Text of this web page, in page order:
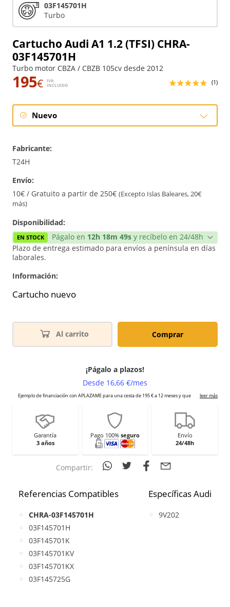
Cartucho Audi A1 1.2 (TFSI) CHRA-
03F145701H
Turbo motor CBZA / CBZB 105cv desde 2012
195€
IVA
INCLUIDO
(1)
Nuevo
Fabricante:
T24H
Envío:
10€ / Gratuito a partir de 250€ (Excepto Islas Baleares, 20€
más)
Disponibilidad:
EN STOCK Págalo en 12h 18m 49s y recíbelo en 24/48h
Plazo de entrega estimado para envíos a península en días
laborales.
Información:
Cartucho nuevo
Al carrito Comprar
Garantía
3 años
Pago 100% seguro
Envío
24/48h
Compartir:
03F145701H
Turbo
Referencias Compatibles
CHRA-03F145701H
03F145701H
03F145701K
03F145701KV
03F145701KX
03F145725G
Específicas Audi
9V202